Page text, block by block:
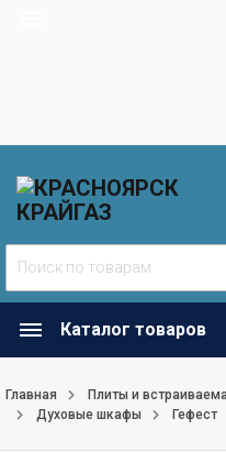
Каталог товаров
Главная Плиты и
Духовые шкафы
Гефест